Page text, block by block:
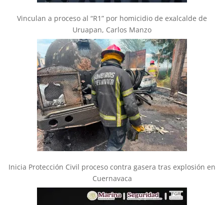
Vinculan a proceso al “R1” por homicidio de exalcalde de
Uruapan, Carlos Manzo
Inicia Protección Civil proceso contra gasera tras explosión en
Cuernavaca